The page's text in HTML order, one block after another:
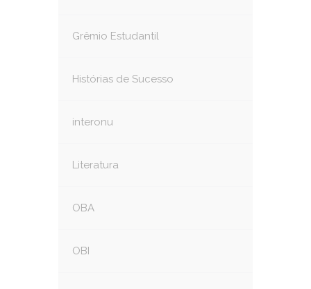
Grêmio Estudantil
Histórias de Sucesso
interonu
Literatura
OBA
OBI